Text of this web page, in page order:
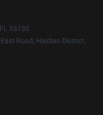
33130
Road, Haidian District,